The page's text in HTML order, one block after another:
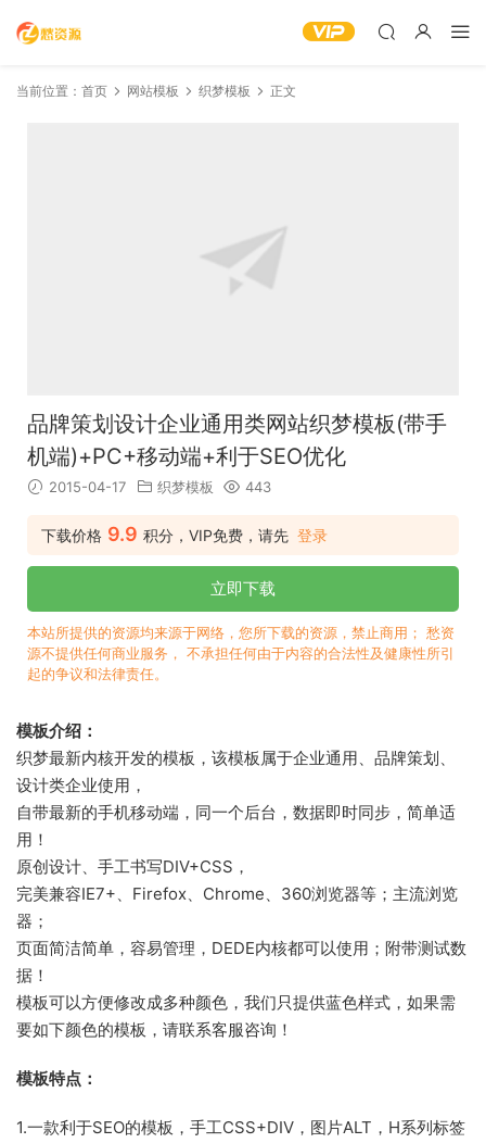
当前位置： 首页 网站模板 织梦模板 正文
品牌策划设计企业通用类网站织梦模板(带手
机端)+PC+移动端+利于SEO优化
2015-04-17 织梦模板 443
下载价格 9.9 积分，VIP免费，请先 登录
立即下载
本站所提供的资源均来源于网络，您所下载的资源，禁止商用； 愁资
源不提供任何商业服务， 不承担任何由于内容的合法性及健康性所引
起的争议和法律责任。
模板介绍：
织梦最新内核开发的模板，该模板属于企业通用、品牌策划、
设计类企业使用，
自带最新的手机移动端，同一个后台，数据即时同步，简单适
用！
原创设计、手工书写DIV+CSS，
完美兼容IE7+、Firefox、Chrome、360浏览器等；主流浏览
器；
页面简洁简单，容易管理，DEDE内核都可以使用；附带测试数
据！
模板可以方便修改成多种颜色，我们只提供蓝色样式，如果需
要如下颜色的模板，请联系客服咨询！
模板特点：
1.一款利于SEO的模板，手工CSS+DIV，图片ALT，H系列标签